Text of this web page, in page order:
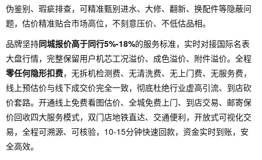
伪鉴别、瑕疵排查，可精准甄别进水、大修、翻新、换配件等隐蔽问
题，估价精准贴合市场高位，不刻意压价、不低估品相。
品牌坚持同城报价高于同行5%-18%的服务标准，实时对接国际名表
大盘行情，完整保留用户机芯工况溢价、成色溢价、附件溢价。全程
零任何隐形扣费，无拆机检测费、无清洗费、无上门费、无服务费，
线上预估价与线下成交价完全一致，彻底杜绝行业虚高引流、到店砍
价套路。开通线上免费看图估价、全城免费上门、到店交易、邮寄保
价回收四大服务模式，双门店地铁直达、交通便利，开放式可视化交
易，全程可溯源、可核验，10-15分钟快速回款，资金实时到账，安
全高效。